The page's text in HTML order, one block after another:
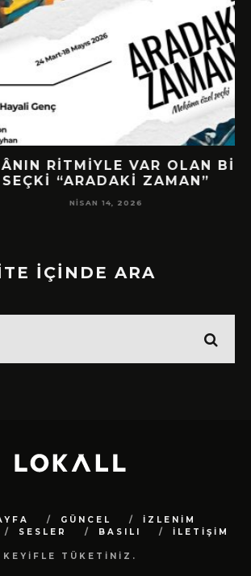
RITMIYLE VAR OLAN BIR
“ARADAKI ZAMAN”
NISAN 14, 2026
İÇİNDE ARA
GÜNCEL
İZLENİM
SESLER BASILI İLETİŞİM
KEYİFLE TÜKETİNİZ.